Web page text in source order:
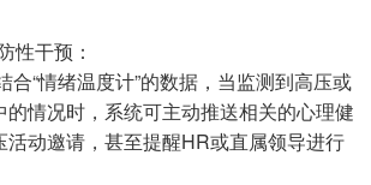
性干预：
合“情绪温度计”的数据，当监测到高压或
的情况时，系统可主动推送相关的心理健
活动邀请，甚至提醒HR或直属领导进行